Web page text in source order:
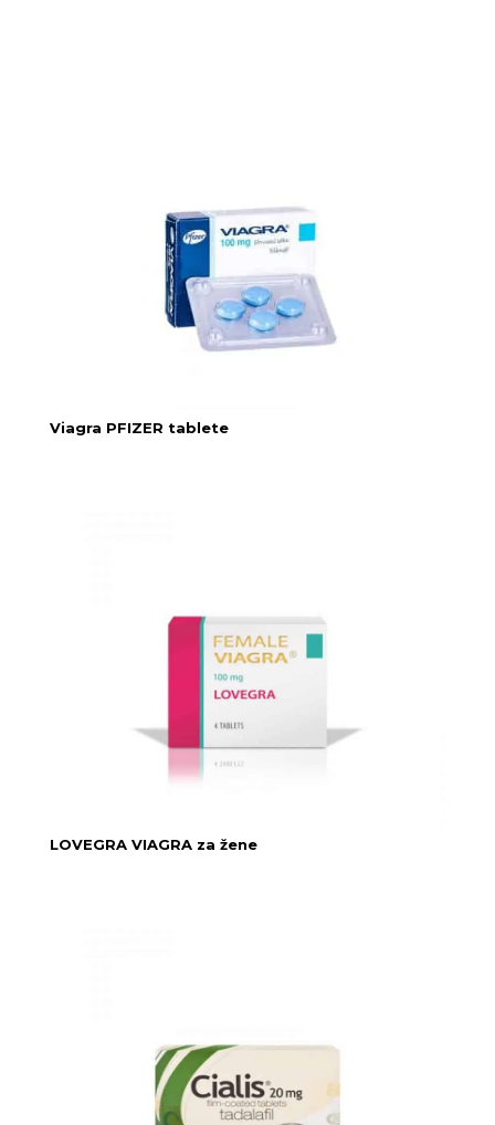
Viagra PFIZER tablete
LOVEGRA VIAGRA za žene